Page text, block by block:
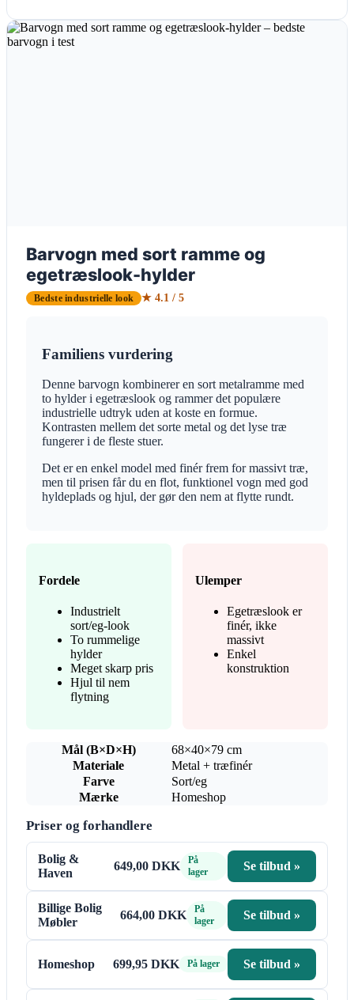
Barvogn med sort ramme og
egetræslook-hylder
Bedste industrielle look ★ 4.1 / 5
Familiens vurdering
Denne barvogn kombinerer en sort metalramme med
to hylder i egetræslook og rammer det populære
industrielle udtryk uden at koste en formue.
Kontrasten mellem det sorte metal og det lyse træ
fungerer i de fleste stuer.
Det er en enkel model med finér frem for massivt træ,
men til prisen får du en flot, funktionel vogn med god
hyldeplads og hjul, der gør den nem at flytte rundt.
Fordele
Industrielt
sort/eg-look
To rummelige
hylder
Meget skarp pris
Hjul til nem
flytning
Ulemper
Egetræslook er
finér, ikke
massivt
Enkel
konstruktion
Mål (B×D×H)
68×40×79 cm
Materiale
Metal + træfinér
Farve
Sort/eg
Mærke
Homeshop
Priser og forhandlere
Bolig &
Haven
649,00 DKK
På
lager
Se tilbud »
Billige Bolig
Møbler
664,00 DKK
På
lager
Se tilbud »
Homeshop 699,95 DKK På lager Se tilbud »